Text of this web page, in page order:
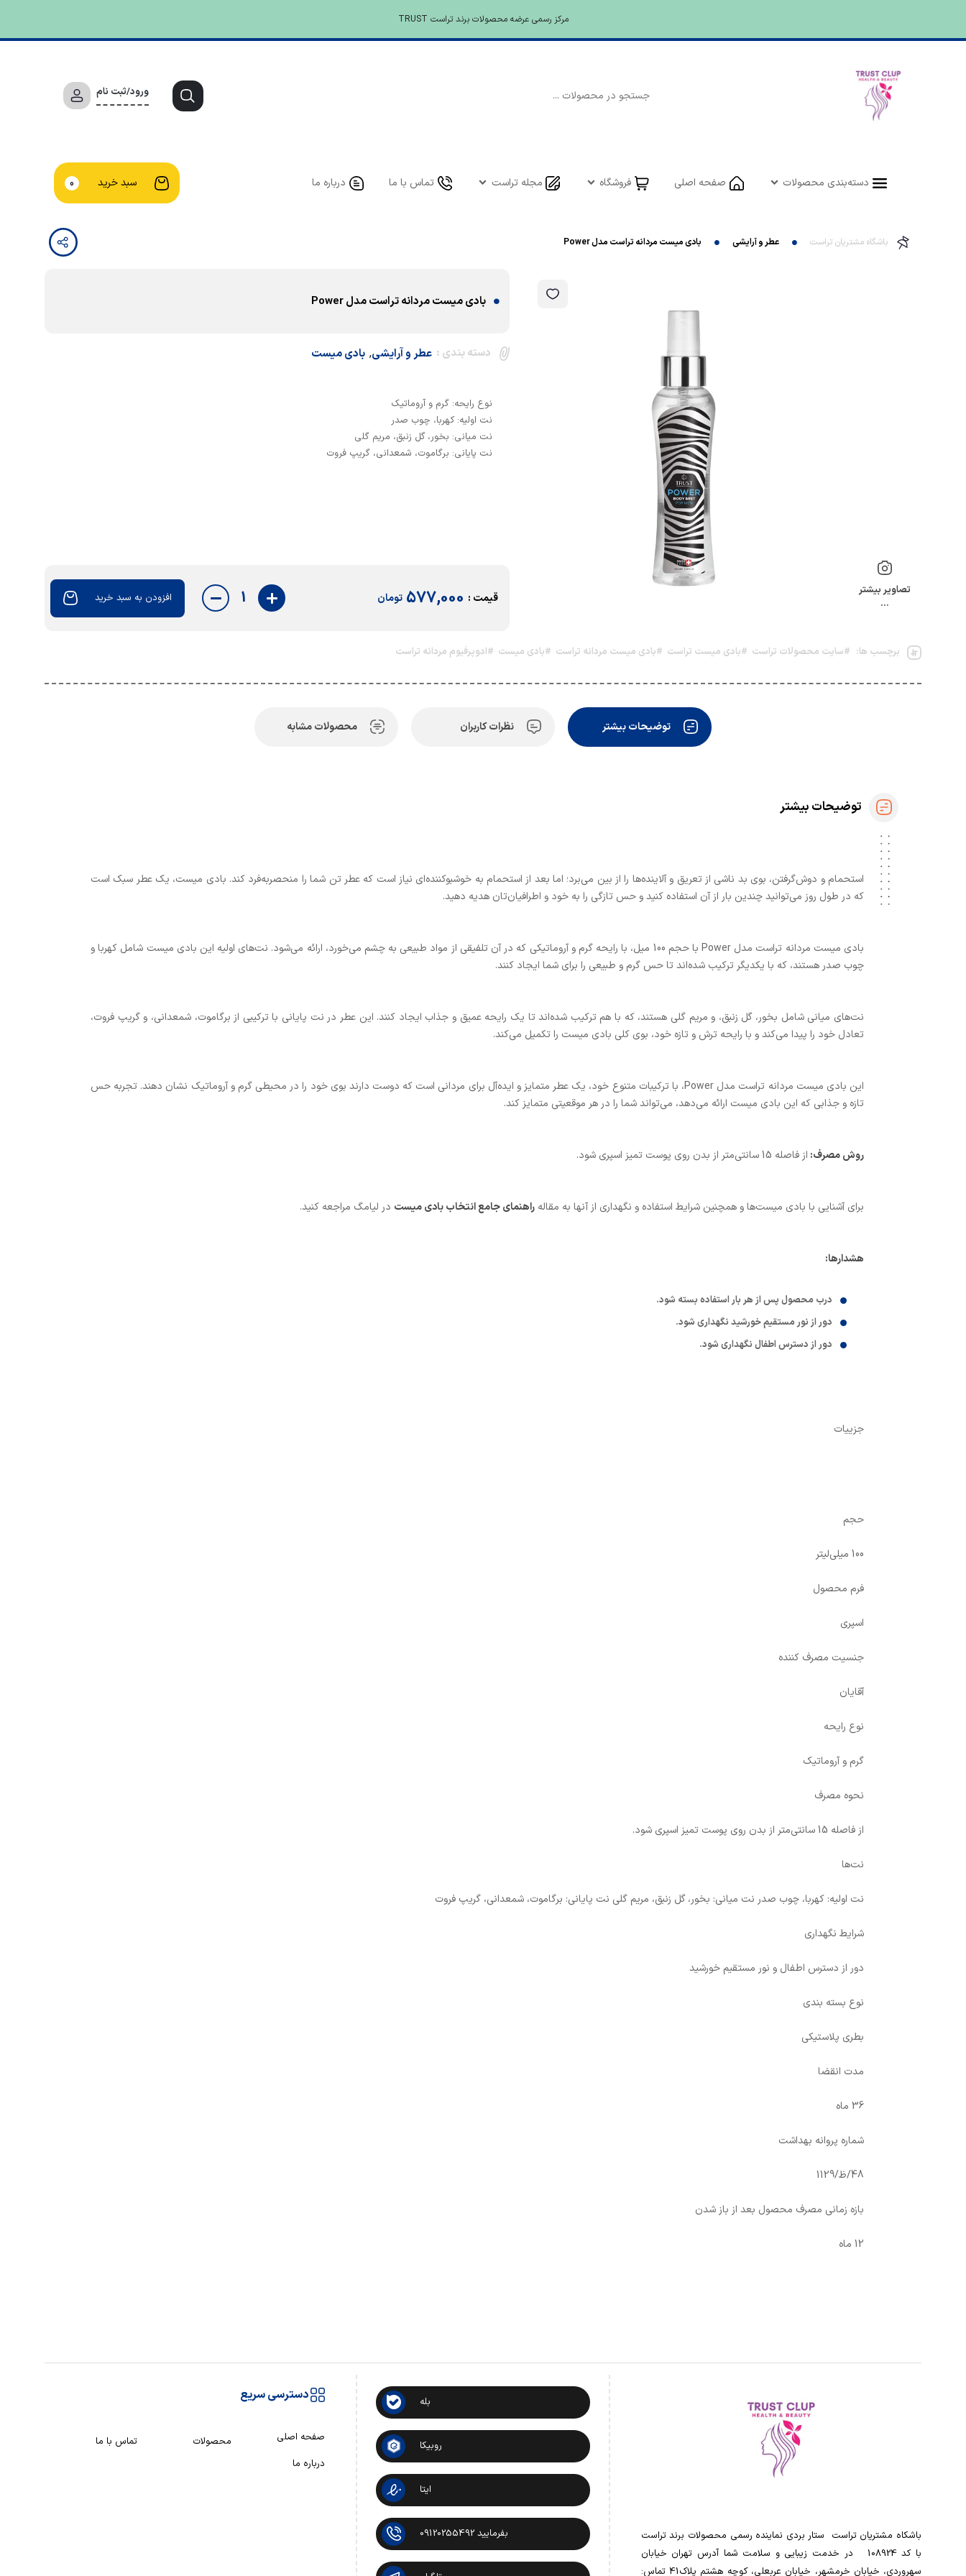
مرکز رسمی عرضه محصولات برند تراست TRUST
ورود/ثبت نام
دسته‌بندی محصولات صفحه اصلی فروشگاه مجله تراست تماس با ما درباره ما سبد خرید 0
باشگاه مشتریان تراست عطر و آرایشی بادی میست مردانه تراست مدل Power
تصاویر بیشتر
…
بادی میست مردانه تراست مدل Power
دسته بندی : عطر و آرایشی, بادی میست
نت پایانی: برگاموت، شمعدانی، گریپ فروت
قیمت : 577,000 تومان 1 افزودن به سبد خرید
برچسب ها: #سایت محصولات تراست #بادی میست تراست #بادی میست مردانه تراست #بادی میست #ادوپرفیوم مردانه تراست
توضیحات بیشتر نظرات کاربران محصولات مشابه
توضیحات بیشتر
استحمام و دوش‌گرفتن، بوی بد ناشی از تعریق و آلاینده‌ها را از بین می‌برد؛ اما بعد از استحمام به خوشبوکننده‌ای نیاز است که عطر تن شما را منحصربه‌فرد کند. بادی میست، یک عطر سبک است
که در طول روز می‌توانید چندین بار از آن استفاده کنید و حس تازگی را به خود و اطرافیان‌تان هدیه دهید.
بادی میست مردانه تراست مدل Power با حجم 100 میل، با رایحه گرم و آروماتیکی که در آن تلفیقی از مواد طبیعی به چشم می‌خورد، ارائه می‌شود. نت‌های اولیه این بادی میست شامل کهربا و
چوب صدر هستند، که با یکدیگر ترکیب شده‌اند تا حس گرم و طبیعی را برای شما ایجاد کنند.
نت‌های میانی شامل بخور، گل زنبق، و مریم گلی هستند، که با هم ترکیب شده‌اند تا یک رایحه عمیق و جذاب ایجاد کنند. این عطر در نت پایانی با ترکیبی از برگاموت، شمعدانی، و گریپ فروت،
تعادل خود را پیدا می‌کند و با رایحه ترش و تازه خود، بوی کلی بادی میست را تکمیل می‌کند.
این بادی میست مردانه تراست مدل Power، با ترکیبات متنوع خود، یک عطر متمایز و ایده‌آل برای مردانی است که دوست دارند بوی خود را در محیطی گرم و آروماتیک نشان دهند. تجربه حس
تازه و جذابی که این بادی میست ارائه می‌دهد، می‌تواند شما را در هر موقعیتی متمایز کند.
روش مصرف: از فاصله 15 سانتی‌متر از بدن روی پوست تمیز اسپری شود.
برای آشنایی با بادی میست‌ها و همچنین شرایط استفاده و نگهداری از آنها به مقاله راهنمای جامع انتخاب بادی میست در لیامگ مراجعه کنید.
هشدارها:
درب محصول پس از هر بار استفاده بسته شود.
دور از نور مستقیم خورشید نگهداری شود.
دور از دسترس اطفال نگهداری شود.
جزییات
حجم
100 میلی‌لیتر
فرم محصول
اسپری
جنسیت مصرف کننده
آقایان
نوع رایحه
گرم و آروماتیک
نحوه مصرف
از فاصله 15 سانتی‌متر از بدن روی پوست تمیز اسپری شود.
نت‌ها
نت اولیه: کهربا، چوب صدر نت میانی: بخور، گل زنبق، مریم گلی نت پایانی: برگاموت، شمعدانی، گریپ فروت
شرایط نگهداری
دور از دسترس اطفال و نور مستقیم خورشید
نوع بسته بندی
بطری پلاستیکی
مدت انقضا
36 ماه
شماره پروانه بهداشت
48/ظ/1129
بازه زمانی مصرف محصول بعد از باز شدن
12 ماه
باشکاه مشتریان تراست ‌ ‌ستار بردی نماینده رسمی محصولات برند تراست
با کد 108924 ‌ ‌ در خدمت زیبایی و سلامت شما آدرس تهران خیابان
سهروردی، خیابان خرمشهر، خیابان عربعلی، کوچه هشتم پلاک41 تماس:
بله
روبیکا
ایتا
بفرمایید 09120255492
دسترسی سریع
صفحه اصلی محصولات
تماس با ما
درباره ما